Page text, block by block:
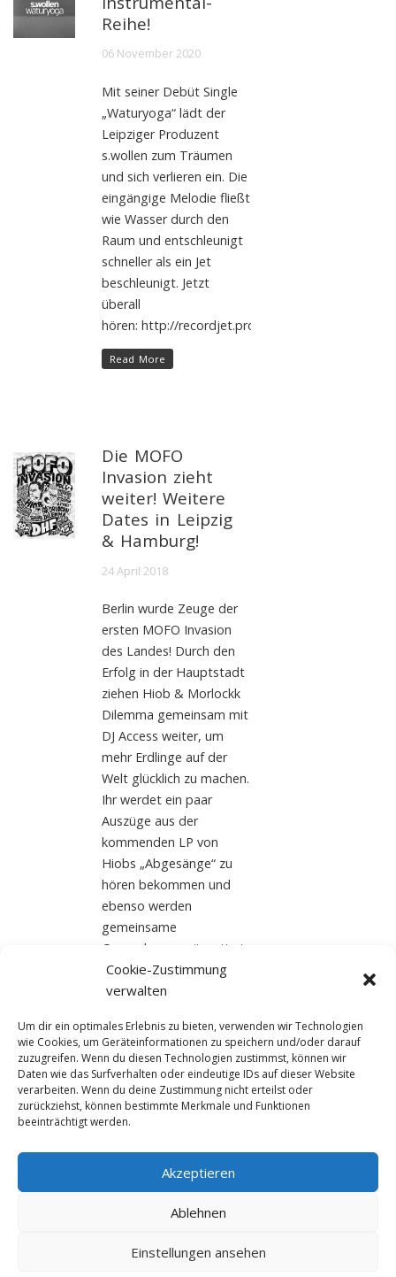
Cookie-Zustimmung
verwalten
Um dir ein optimales Erlebnis zu bieten, verwenden wir Technologien
wie Cookies, um Geräteinformationen zu speichern und/oder darauf
zuzugreifen. Wenn du diesen Technologien zustimmst, können wir
Daten wie das Surfverhalten oder eindeutige IDs auf dieser Website
verarbeiten. Wenn du deine Zustimmung nicht erteilst oder
zurückziehst, können bestimmte Merkmale und Funktionen
beeinträchtigt werden.
Akzeptieren
Ablehnen
Einstellungen ansehen
Reihe!
06 November 2020
Mit seiner Debüt Single
„Waturyoga“ lädt der
Leipziger Produzent
s.wollen zum Träumen
und sich verlieren ein. Die
eingängige Melodie fließt
wie Wasser durch den
Raum und entschleunigt
schneller als ein Jet
beschleunigt. Jetzt
überall
hören: http://recordjet.promo.li/
Read More
Die MOFO
Invasion zieht
weiter! Weitere
Dates in Leipzig
& Hamburg!
24 April 2018
Berlin wurde Zeuge der
ersten MOFO Invasion
des Landes! Durch den
Erfolg in der Hauptstadt
ziehen Hiob & Morlockk
Dilemma gemeinsam mit
DJ Access weiter, um
mehr Erdlinge auf der
Welt glücklich zu machen.
Ihr werdet ein paar
Auszüge aus der
kommenden LP von
Hiobs „Abgesänge“ zu
hören bekommen und
ebenso werden
gemeinsame
Gassenhauer präsentiert.
Brillanten […]
© NewDEF 2026
Kontakt
Impressum
Datenschutz